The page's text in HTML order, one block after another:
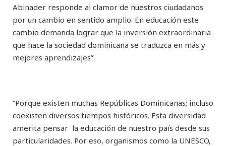
Abinader responde al clamor de nuestros ciudadanos
por un cambio en sentido amplio. En educación este
cambio demanda lograr que la inversión extraordinaria
que hace la sociedad dominicana se traduzca en más y
mejores aprendizajes”.
“Porque existen muchas Repúblicas Dominicanas; incluso
coexisten diversos tiempos históricos. Esta diversidad
amerita pensar la educación de nuestro país desde sus
particularidades. Por eso, organismos como la UNESCO,